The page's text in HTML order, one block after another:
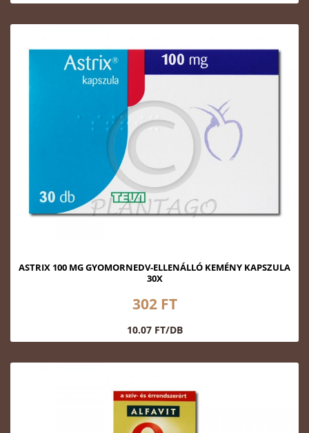
ASTRIX 100 MG GYOMORNEDV-ELLENÁLLÓ KEMÉNY KAPSZULA
30X
302 FT
10.07 FT/DB